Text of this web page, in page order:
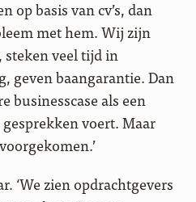
op basis van cv’s, dan
met hem. Wij zijn
veel tijd in
geven baangarantie. Dan
businesscase als een
voert. Maar
‘We zien opdrachtgevers